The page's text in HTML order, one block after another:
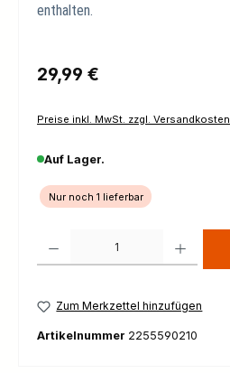
enthalten.
Regulärer Preis:
29,99 €
Preise inkl. MwSt. zzgl. Versandkosten
Auf Lager.
Nur noch 1 lieferbar
Zum Merkzettel hinzufügen
Artikelnummer 2255590210